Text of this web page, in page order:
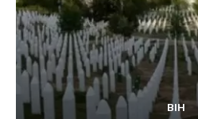
BIH